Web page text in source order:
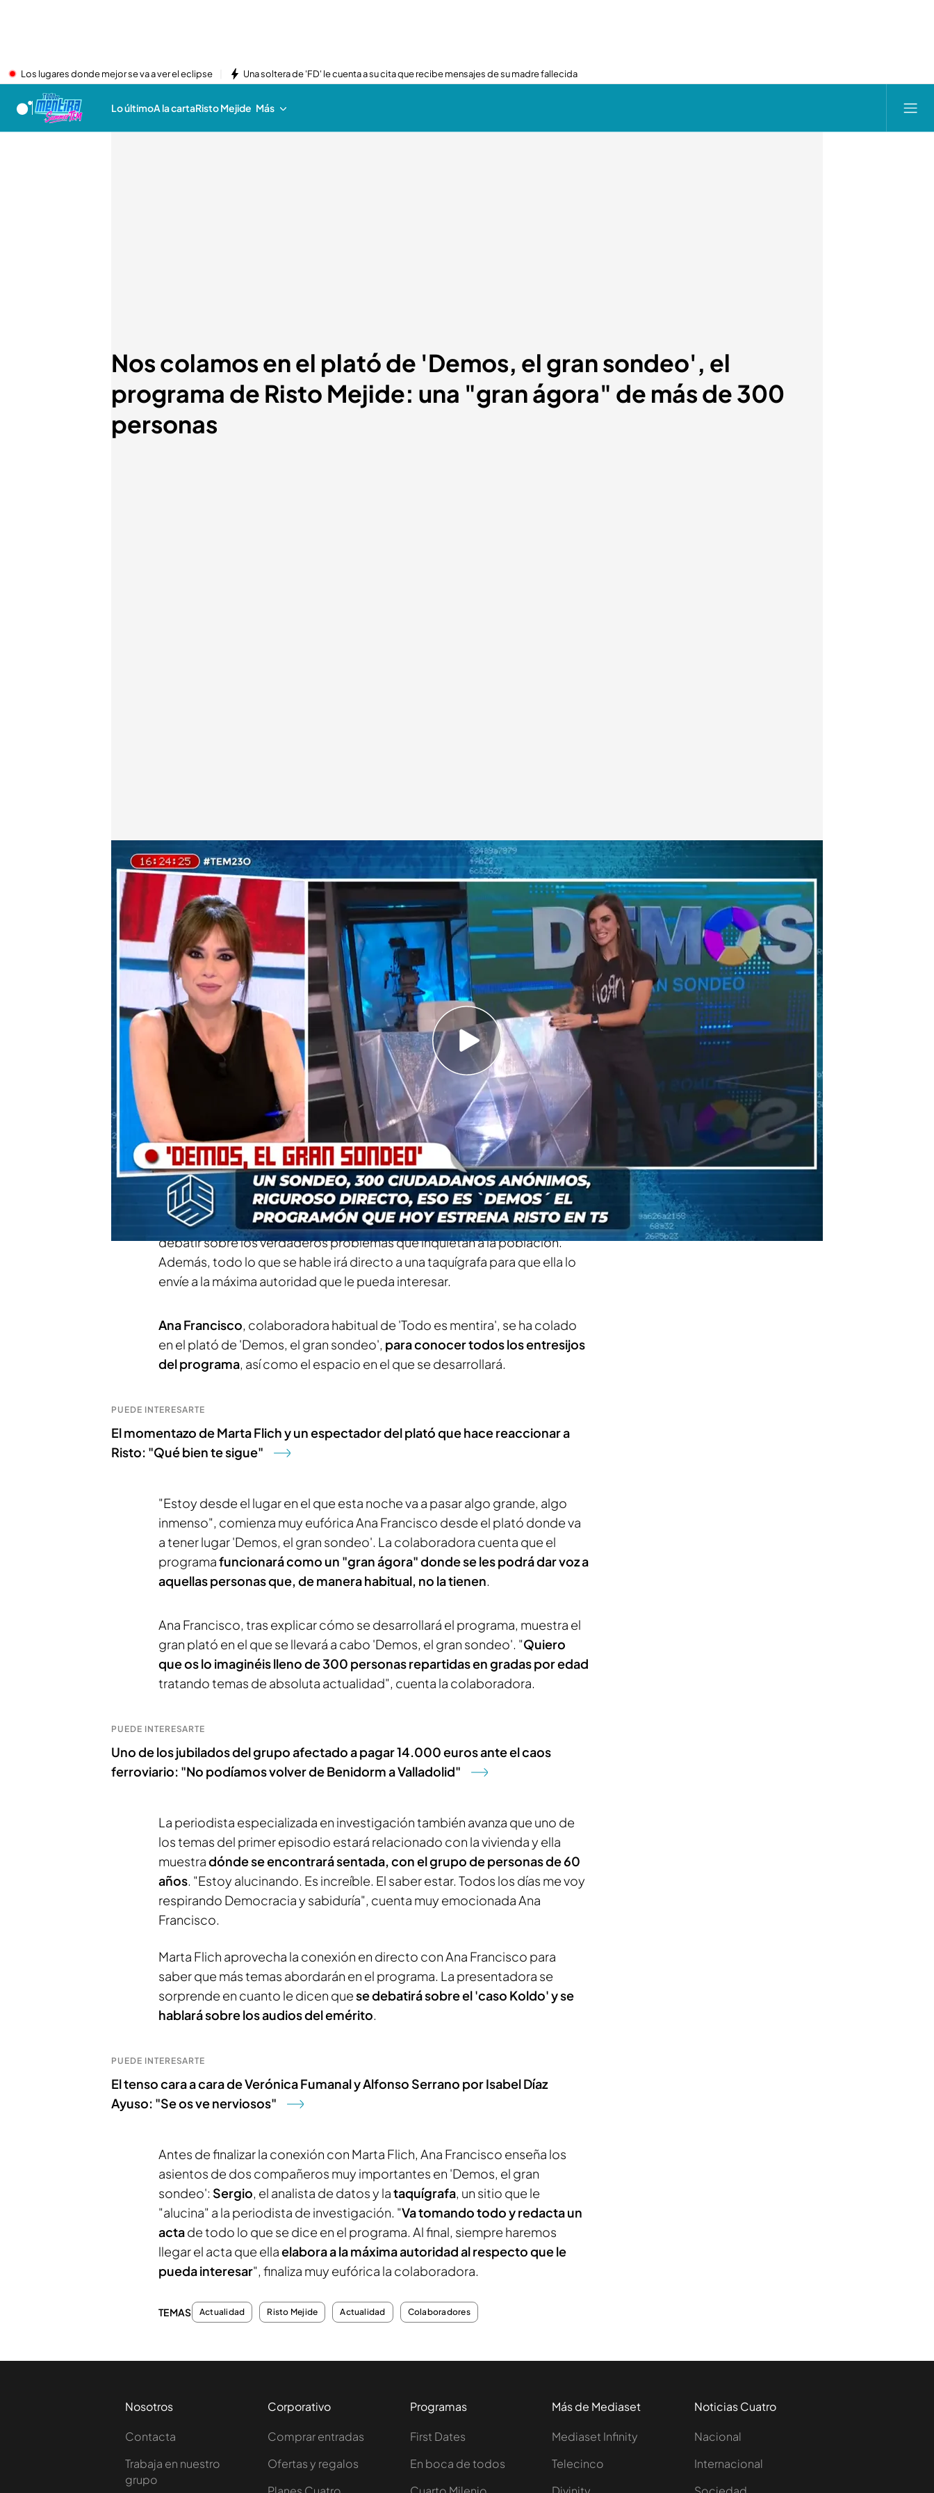
Los lugares donde mejor se va a ver el eclipse Una soltera de 'FD' le cuenta a su cita que recibe mensajes de su madre fallecida
Lo últimoA la cartaRisto Mejide Más
Nos colamos en el plató de 'Demos, el gran sondeo', el
programa de Risto Mejide: una "gran ágora" de más de 300
personas
Ana Francisco muestra el plató de 'Demos, el gran sondeo' en 'Todo es mentira'
Todo es mentira
23 OCT 2024 - 17:06h.
Ana Francisco muestra el plató donde se sentarán más de 300
personas de diferentes rangos de edad
El programa contará con Sergio, un analista de datos y una taquígrafa
para transcribir lo que ocurra en el programa y se lleve a la máxima
autoridad
Los audios del descarrilamiento del tren de Atocha: "Se iba a estampar
el que iba a la deriva con el tren de viajeros"
Compartir
Esta noche se estrena'Demos, el gran sondeo'en Telecinco. Por primera
vez en la televisión, en el programa deRisto Mejidese dedicará un gran
espacio a varias personas de distintos rangos de edad para que puedan
debatir sobre los verdaderos problemas que inquietan a la población.
Además, todo lo que se hable irá directo a una taquígrafa para que ella lo
envíe a la máxima autoridad que le pueda interesar.
Ana Francisco, colaboradora habitual de 'Todo es mentira', se ha colado
en el plató de 'Demos, el gran sondeo', para conocer todos los entresijos
del programa, así como el espacio en el que se desarrollará.
PUEDE INTERESARTE
El momentazo de Marta Flich y un espectador del plató que hace reaccionar a
Risto: "Qué bien te sigue"
"Estoy desde el lugar en el que esta noche va a pasar algo grande, algo
inmenso", comienza muy eufórica Ana Francisco desde el plató donde va
a tener lugar 'Demos, el gran sondeo'. La colaboradora cuenta que el
programafuncionará como un "gran ágora" donde se les podrá dar voz a
aquellas personas que, de manera habitual, no la tienen.
Ana Francisco, tras explicar cómo se desarrollará el programa, muestra el
gran plató en el que se llevará a cabo 'Demos, el gran sondeo'. "Quiero
que os lo imaginéis lleno de 300 personas repartidas en gradas por edad
tratando temas de absoluta actualidad", cuenta la colaboradora.
PUEDE INTERESARTE
Uno de los jubilados del grupo afectado a pagar 14.000 euros ante el caos
ferroviario: "No podíamos volver de Benidorm a Valladolid"
La periodista especializada en investigación también avanza que uno de
los temas del primer episodio estará relacionado con la vivienda y ella
muestradónde se encontrará sentada, con el grupo de personas de 60
años. "Estoy alucinando. Es increíble. El saber estar. Todos los días me voy
respirando Democracia y sabiduría", cuenta muy emocionada Ana
Francisco.
Marta Flich aprovecha la conexión en directo con Ana Francisco para
saber que más temas abordarán en el programa. La presentadora se
sorprende en cuanto le dicen quese debatirá sobre el 'caso Koldo' y se
hablará sobre los audios del emérito.
PUEDE INTERESARTE
El tenso cara a cara de Verónica Fumanal y Alfonso Serrano por Isabel Díaz
Ayuso: "Se os ve nerviosos"
Antes de finalizar la conexión con Marta Flich, Ana Francisco enseña los
asientos de dos compañeros muy importantes en 'Demos, el gran
sondeo': Sergio, el analista de datos y lataquígrafa, un sitio que le
"alucina" a la periodista de investigación. "Va tomando todo y redacta un
actade todo lo que se dice en el programa. Al final, siempre haremos
llegar el acta que ellaelabora a la máxima autoridad al respecto que le
pueda interesar", finaliza muy eufórica la colaboradora.
TEMAS Actualidad Risto Mejide Actualidad Colaboradores
Nosotros
Contacta
Trabaja en nuestro
grupo
Corporativo
Comprar entradas
Ofertas y regalos
Programas
First Dates
En boca de todos
Más de Mediaset
Mediaset Infinity
Telecinco
Noticias Cuatro
Nacional
Internacional